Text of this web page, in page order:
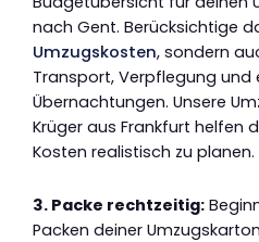
nach Gent. Berücksichtige
Umzugskosten, sondern
Transport, Verpflegung und
Übernachtungen. Unsere
Krüger aus Frankfurt helfen
Kosten realistisch zu planen.
3. Packe rechtzeitig:
Packen deiner